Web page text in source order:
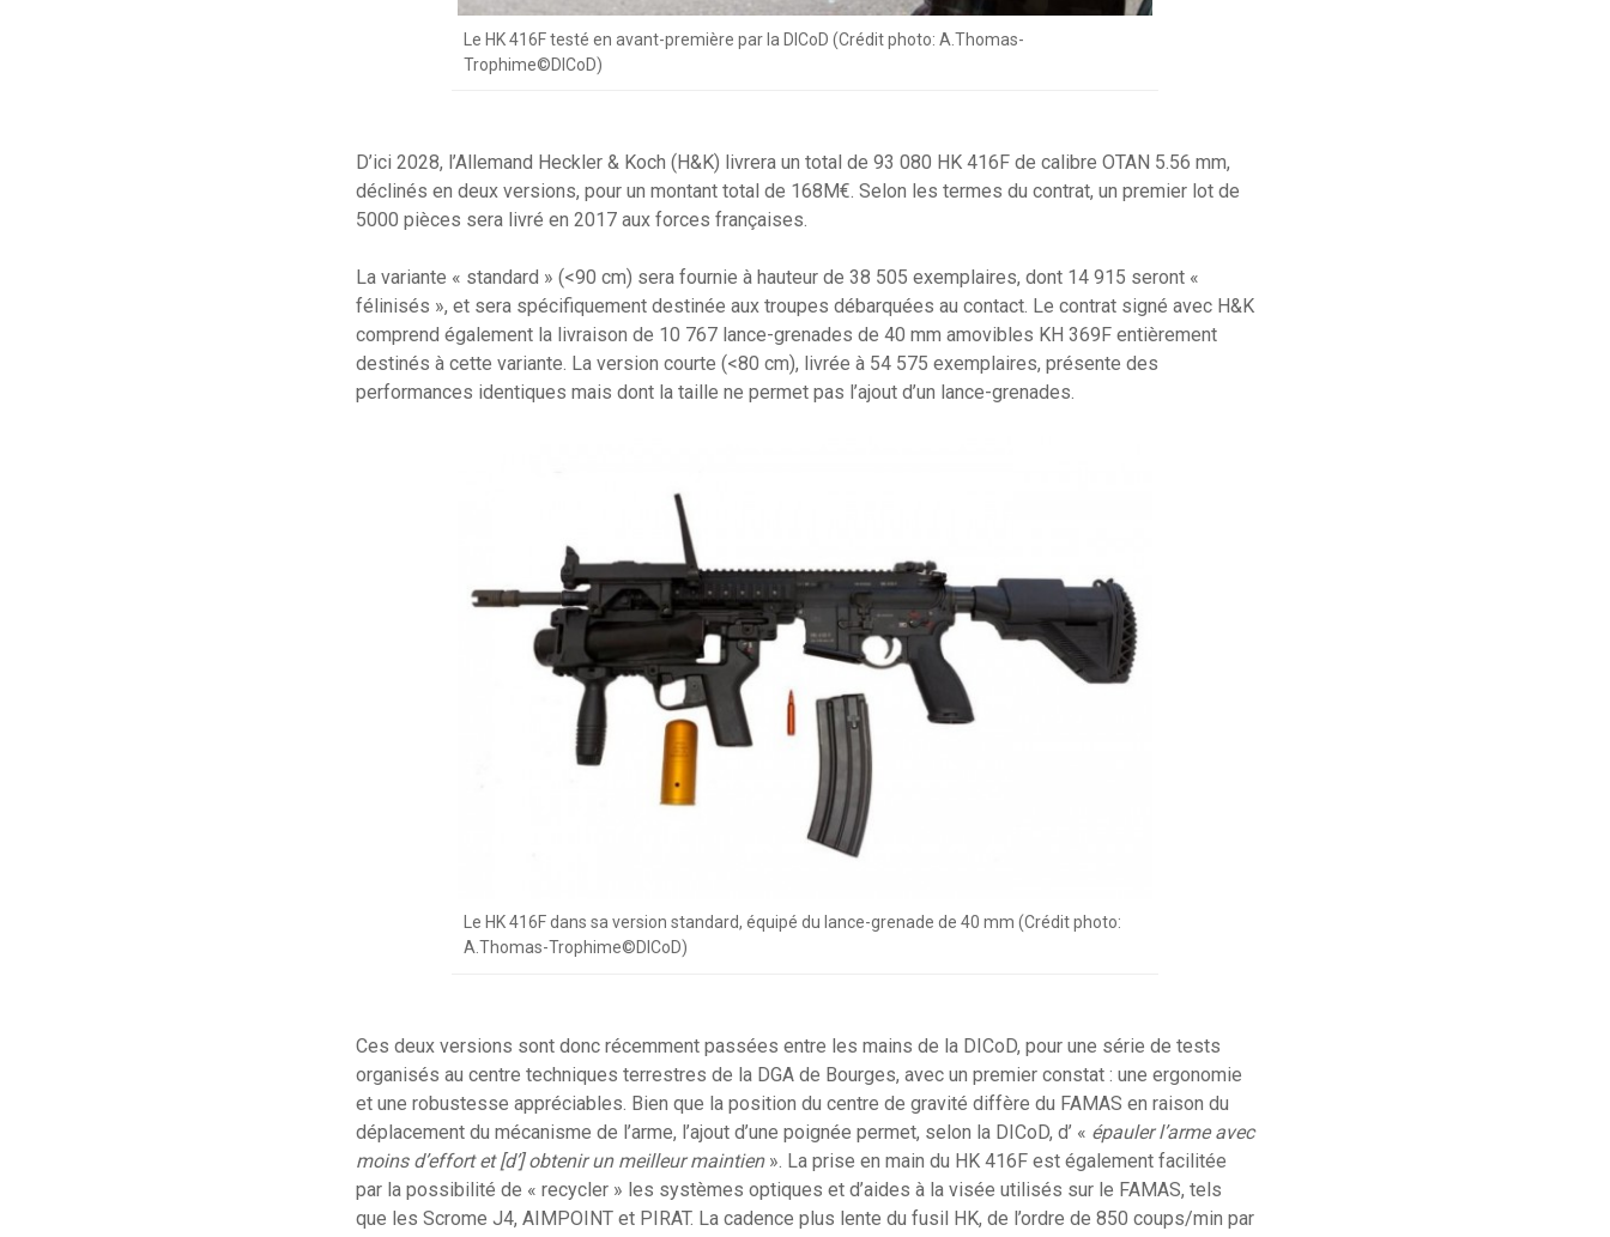
Le HK 416F testé en avant-première par la DICoD (Crédit photo: A.Thomas-
Trophime©DICoD)
D’ici 2028, l’Allemand Heckler & Koch (H&K) livrera un total de 93 080 HK 416F de calibre OTAN 5.56 mm,
déclinés en deux versions, pour un montant total de 168M€. Selon les termes du contrat, un premier lot de
5000 pièces sera livré en 2017 aux forces françaises.
La variante « standard » (<90 cm) sera fournie à hauteur de 38 505 exemplaires, dont 14 915 seront «
félinisés », et sera spécifiquement destinée aux troupes débarquées au contact. Le contrat signé avec H&K
comprend également la livraison de 10 767 lance-grenades de 40 mm amovibles KH 369F entièrement
destinés à cette variante. La version courte (<80 cm), livrée à 54 575 exemplaires, présente des
performances identiques mais dont la taille ne permet pas l’ajout d’un lance-grenades.
Le HK 416F dans sa version standard, équipé du lance-grenade de 40 mm (Crédit photo:
A.Thomas-Trophime©DICoD)
Ces deux versions sont donc récemment passées entre les mains de la DICoD, pour une série de tests
organisés au centre techniques terrestres de la DGA de Bourges, avec un premier constat : une ergonomie
et une robustesse appréciables. Bien que la position du centre de gravité diffère du FAMAS en raison du
déplacement du mécanisme de l’arme, l’ajout d’une poignée permet, selon la DICoD, d’ « épauler l’arme avec
moins d’effort et [d’] obtenir un meilleur maintien». La prise en main du HK 416F est également facilitée
par la possibilité de « recycler » les systèmes optiques et d’aides à la visée utilisés sur le FAMAS, tels
que les Scrome J4, AIMPOINT et PIRAT. La cadence plus lente du fusil HK, de l’ordre de 850 coups/min par